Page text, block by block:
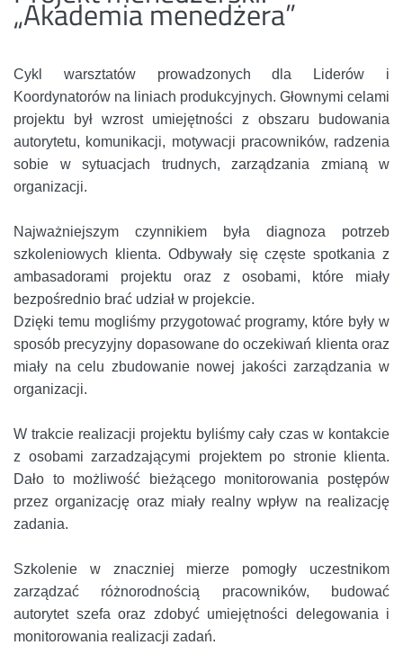
„Akademia menedżera”
Cykl warsztatów prowadzonych dla Liderów i
Koordynatorów na liniach produkcyjnych. Głownymi celami
projektu był wzrost umiejętności z obszaru budowania
autorytetu, komunikacji, motywacji pracowników, radzenia
sobie w sytuacjach trudnych, zarządzania zmianą w
organizacji.
Najważniejszym czynnikiem była diagnoza potrzeb
szkoleniowych klienta. Odbywały się częste spotkania z
ambasadorami projektu oraz z osobami, które miały
bezpośrednio brać udział w projekcie.
Dzięki temu mogliśmy przygotować programy, które były w
sposób precyzyjny dopasowane do oczekiwań klienta oraz
miały na celu zbudowanie nowej jakości zarządzania w
organizacji.
W trakcie realizacji projektu byliśmy cały czas w kontakcie
z osobami zarzadzającymi projektem po stronie klienta.
Dało to możliwość bieżącego monitorowania postępów
przez organizację oraz miały realny wpływ na realizację
zadania.
Szkolenie w znaczniej mierze pomogły uczestnikom
zarządzać różnorodnością pracowników, budować
autorytet szefa oraz zdobyć umiejętności delegowania i
monitorowania realizacji zadań.